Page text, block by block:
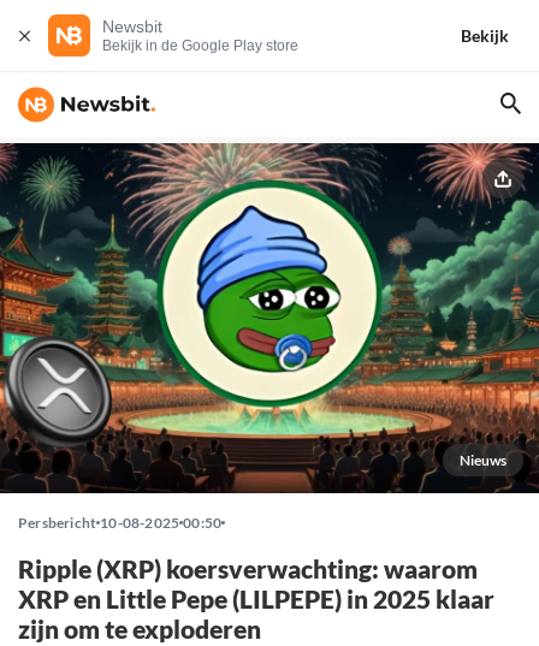
Newsbit
Bekijk in de Google Play store
Bekijk
Nieuws
Persbericht 10-08-2025 00:50
Ripple (XRP) koersverwachting: waarom
XRP en Little Pepe (LILPEPE) in 2025 klaar
zijn om te exploderen